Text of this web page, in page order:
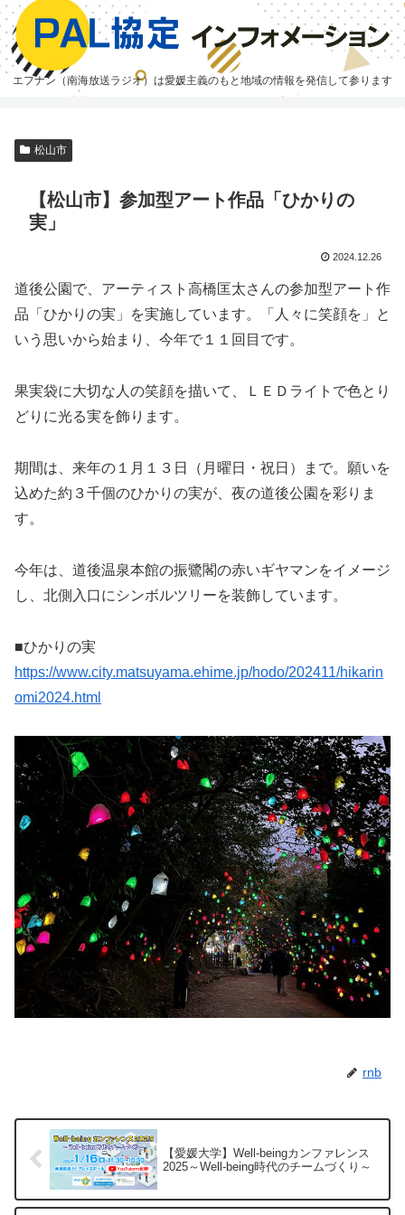
エフナン（南海放送ラジオ）は愛媛主義のもと地域の情報を発信して参ります
松山市
【松山市】参加型アート作品「ひかりの
実」
2024.12.26
道後公園で、アーティスト高橋匡太さんの参加型アート作
品「ひかりの実」を実施しています。「人々に笑顔を」と
いう思いから始まり、今年で１１回目です。
果実袋に大切な人の笑顔を描いて、ＬＥＤライトで色とり
どりに光る実を飾ります。
期間は、来年の１月１３日（月曜日・祝日）まで。願いを
込めた約３千個のひかりの実が、夜の道後公園を彩りま
す。
今年は、道後温泉本館の振鷺閣の赤いギヤマンをイメージ
し、北側入口にシンボルツリーを装飾しています。
■ひかりの実
https://www.city.matsuyama.ehime.jp/hodo/202411/hikarin
omi2024.html
rnb
【愛媛大学】Well-beingカンファレンス
2025～Well-being時代のチームづくり～